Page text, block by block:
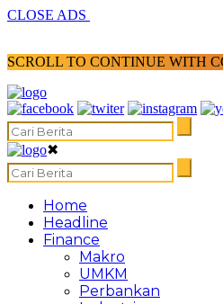
CLOSE ADS
SCROLL TO CONTINUE WITH
✖
Home
Headline
Finance
Makro
UMKM
Perbankan